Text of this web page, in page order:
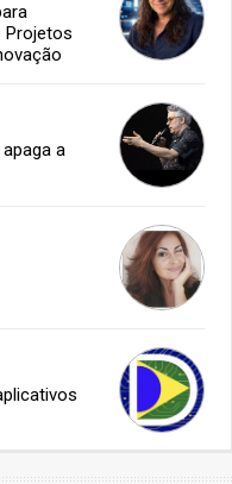
Projetos
a